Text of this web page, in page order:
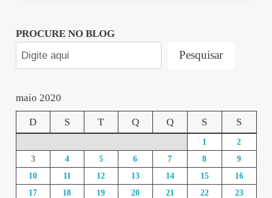
PROCURE NO BLOG
Pesquisar
maio 2020
D S T Q Q S S
1
2
3
4 5 6 7 8
9
10
11 12 13 14 15
16
17
18 19 20 21 22
23